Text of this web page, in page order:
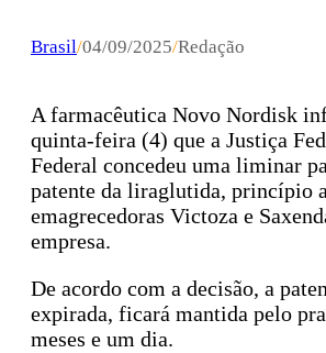
Brasil/04/09/2025/Redação
A farmacêutica Novo Nordisk
quinta-feira (4) que a Justiça
Federal concedeu uma liminar
patente da liraglutida, princípio
emagrecedoras Victoza e
empresa.
De acordo com a decisão, a
expirada, ficará mantida pelo
meses e um dia.